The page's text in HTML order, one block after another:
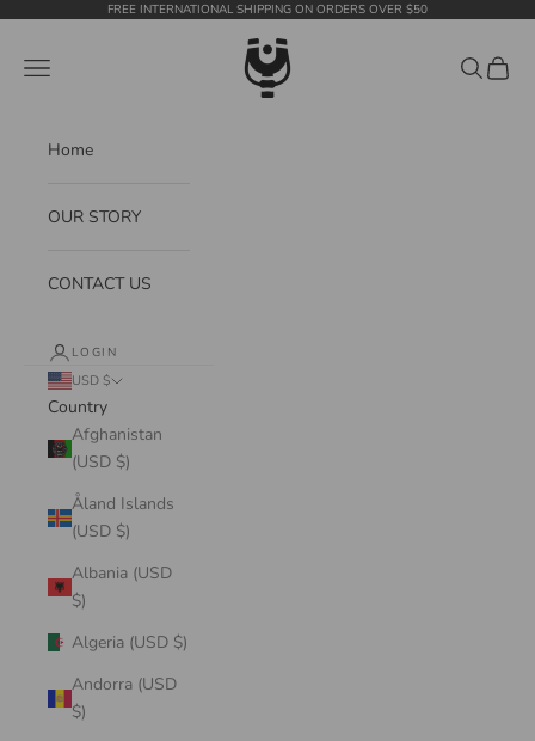
Skip to contentFREE INTERNATIONAL SHIPPING ON ORDERS OVER $50
WildTension
Navigation menu Search
Cart
Home
OUR STORY
CONTACT US
LOGIN
USD $
Country
Afghanistan
(USD $)
Åland Islands
(USD $)
Albania (USD
$)
Algeria (USD $)
Andorra (USD
$)